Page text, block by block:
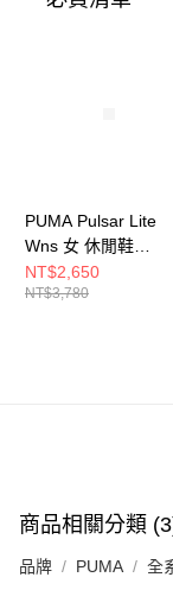
PUMA Pulsar Lite
Wns 女 休閒鞋
40185803
NT$2,650
NT$3,780
商品相關分類
品牌 PUMA 全